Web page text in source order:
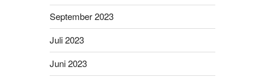
September 2023
Juli 2023
Juni 2023